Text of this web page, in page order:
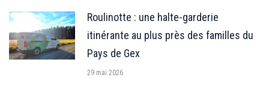
Roulinotte : une halte-garderie
itinérante au plus près des familles du
Pays de Gex
29 mai 2026